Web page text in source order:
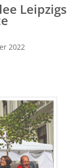
Leipzigs
2022